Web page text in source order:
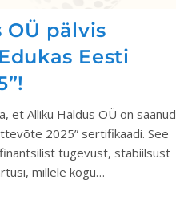
pälvis
Eesti
et Alliku Haldus OÜ on saanud
2025” sertifikaadi. See
tugevust, stabiilsust
millele kogu…